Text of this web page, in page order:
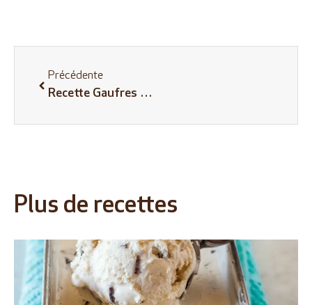
Précédente
Recette Gaufres au Chocolat Diogo Vaz
Plus de recettes